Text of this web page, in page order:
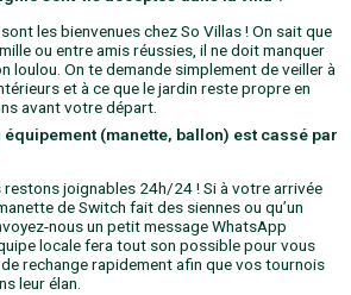
les bienvenues chez So Villas ! On sait que
ou entre amis réussies, il ne doit manquer
loulou. On te demande simplement de veiller à
et à ce que le jardin reste propre en
avant votre départ.
(manette, ballon) est cassé par
restons joignables 24h/24 ! Si à votre arrivée
de Switch fait des siennes ou qu’un
nous un petit message WhatsApp
locale fera tout son possible pour vous
rechange rapidement afin que vos tournois
leur élan.